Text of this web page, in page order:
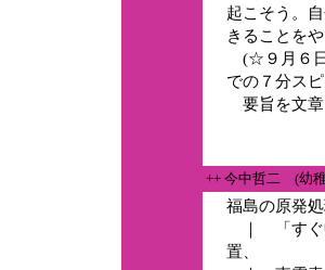
起こそう。
きることを
(☆９月６日
での７分ス
要旨を文
++ 今中哲二 (幼
福島の原発
｜ 「すぐ
置、